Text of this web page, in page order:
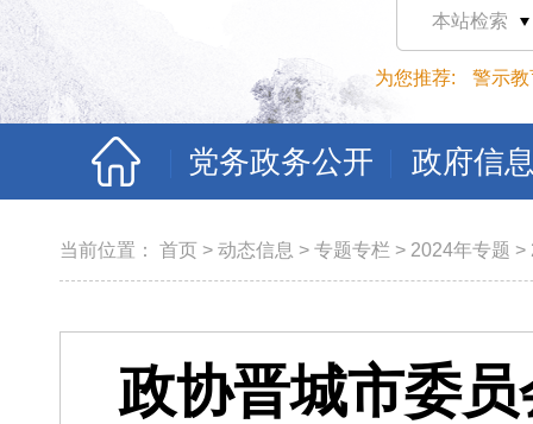
本站检索
为您推荐: 警示教
党务政务公开 政府信
当前位置： 首页 > 动态信息 > 专题专栏 > 2024年专题 >
政协晋城市委